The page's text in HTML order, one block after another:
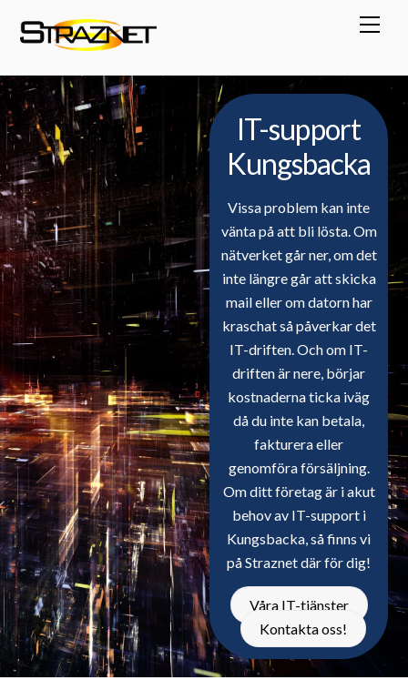
IT-support
Kungsbacka
Vissa problem kan inte
vänta på att bli lösta. Om
nätverket går ner, om det
inte längre går att skicka
mail eller om datorn har
kraschat så påverkar det
IT-driften. Och om IT-
driften är nere, börjar
kostnaderna ticka iväg
då du inte kan betala,
fakturera eller
genomföra försäljning.
Om ditt företag är i akut
behov av IT-support i
Kungsbacka, så finns vi
på Straznet där för dig!
Våra IT-tjänster
Kontakta oss!